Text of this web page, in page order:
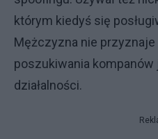
którym kiedyś się
Mężczyzna nie przyznaje
poszukiwania
działalności.